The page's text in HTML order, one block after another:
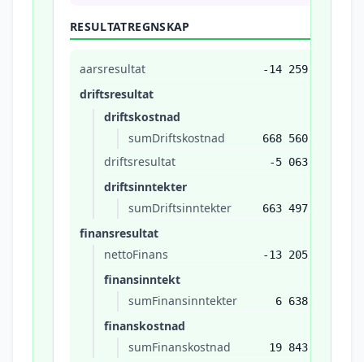
RESULTATREGNSKAP
aarsresultat -14 259
driftsresultat
driftskostnad
sumDriftskostnad
668 560
driftsresultat -5 063
driftsinntekter
sumDriftsinntekter
663 497
finansresultat
nettoFinans
-13 205
finansinntekt
sumFinansinntekter
6 638
finanskostnad
sumFinanskostnad
19 843